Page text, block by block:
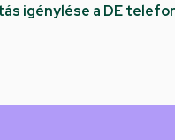
igénylése a DE